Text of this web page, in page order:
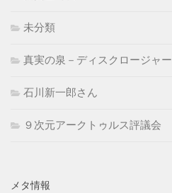
未分類
真実の泉－ディスクロージャー
石川新一郎さん
９次元アークトゥルス評議会
メタ情報